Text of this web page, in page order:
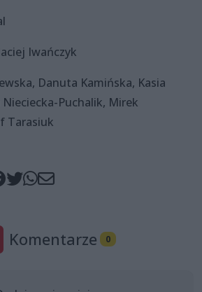
Iwańczyk
Danuta Kamińska, Kasia
Puchalik, Mirek
Tarasiuk
Komentarze 0